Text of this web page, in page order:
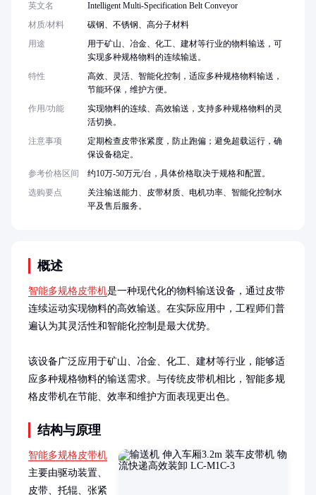
概述
智能多规格皮带机是一种现代化的物料输送设备，通过皮带
连续运动实现物料的高效输送。在实际应用中，工程师们普
遍认为其灵活性和智能化控制是最大优势。
该设备广泛应用于矿山、冶金、化工、建材等行业，能够适
应多种规格物料的输送需求。与传统皮带机相比，智能多规
格皮带机在节能、效率和维护方面表现更出色。
结构与原理
智能多规格皮带机
主要由驱动装置、
皮带、托辊、张紧
英文名
Intelligent Multi-Specification Belt Conveyor
材质/材料
碳钢、不锈钢、高分子材料
用途
用于矿山、冶金、化工、建材等行业的物料输送，可
实现多种规格物料的连续输送。
特性
高效、灵活、智能化控制，适应多种规格物料输送，
节能环保，维护方便。
作用/功能
实现物料的连续、高效输送，支持多种规格物料的灵
活切换。
注意事项
定期检查皮带张紧度，防止跑偏；避免超载运行，确
保设备稳定。
参考价格区间
约10万-50万元/台，具体价格取决于规格和配置。
选购要点
关注输送能力、皮带材质、电机功率、智能化控制水
平及售后服务。